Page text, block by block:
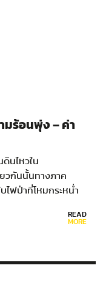
มร้อนพุ่ง – ค่า
นไหวใน
ยวกันนั้นทางภาค
ไฟป่าที่โหมกระหน่ำ
READ
MORE